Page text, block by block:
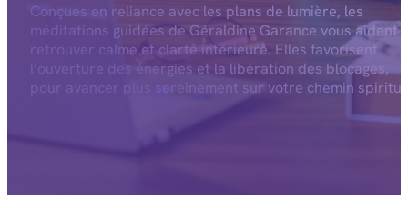
Conçues en reliance avec les plans de lumière, les
méditations guidées de Géraldine Garance vous aident
retrouver calme et clarté intérieure. Elles favorisent
l’ouverture des énergies et la libération des blocages,
pour avancer plus sereinement sur votre chemin